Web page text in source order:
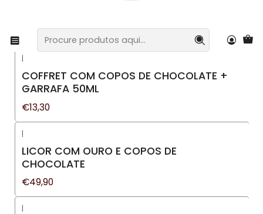
|
COFFRET COM COPOS DE CHOCOLATE +
GARRAFA 50ML
€13,30
|
LICOR COM OURO E COPOS DE
CHOCOLATE
€49,90
|